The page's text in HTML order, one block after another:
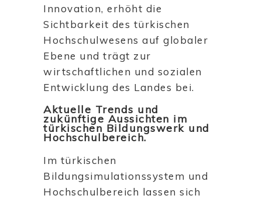
Innovation, erhöht die
Sichtbarkeit des türkischen
Hochschulwesens auf globaler
Ebene und trägt zur
wirtschaftlichen und sozialen
Entwicklung des Landes bei.
Aktuelle Trends und
zukünftige Aussichten im
türkischen Bildungswerk und
Hochschulbereich.
Im türkischen
Bildungsimulationssystem und
Hochschulbereich lassen sich